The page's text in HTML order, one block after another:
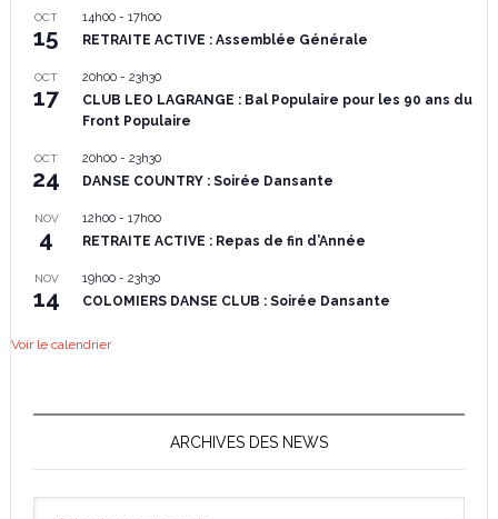
OCT
15
14h00- 17h00
RETRAITE ACTIVE : Assemblée Générale
OCT
17
20h00- 23h30
CLUB LEO LAGRANGE : Bal Populaire pour les 90 ans du
Front Populaire
OCT
24
20h00- 23h30
DANSE COUNTRY : Soirée Dansante
NOV
4
12h00- 17h00
RETRAITE ACTIVE : Repas de fin d’Année
NOV
14
19h00- 23h30
COLOMIERS DANSE CLUB : Soirée Dansante
Voir le calendrier
ARCHIVES DES NEWS